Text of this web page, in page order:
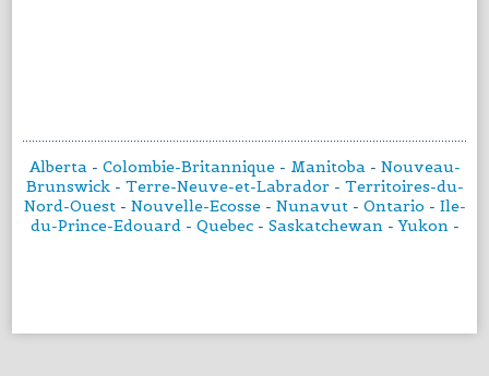
Alberta- Colombie-Britannique- Manitoba- Nouveau-
Brunswick- Terre-Neuve-et-Labrador- Territoires-du-
Nord-Ouest- Nouvelle-Ecosse- Nunavut- Ontario - Ile-
du-Prince-Edouard- Quebec- Saskatchewan-Yukon-